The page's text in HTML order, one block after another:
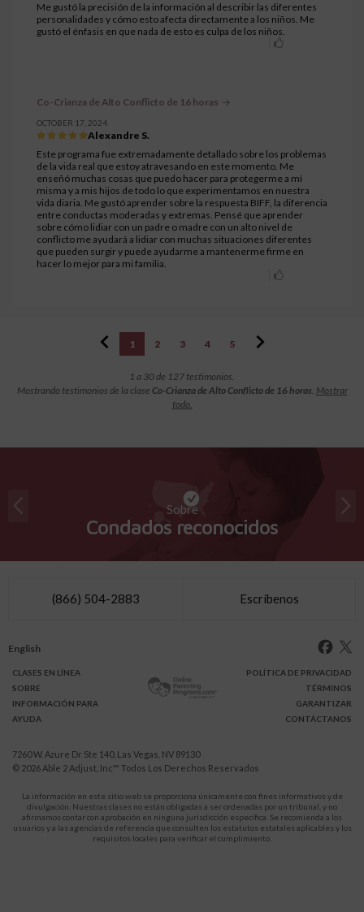
Me gustó la precisión de la información al describir las diferentes
personalidades y cómo esto afecta directamente a los niños. Me
gustó el énfasis en que nada de esto es culpa de los niños.
Co-Crianza de Alto Conflicto de 16 horas
OCTOBER 17, 2024
Alexandre S.
Este programa fue extremadamente detallado sobre los problemas
de la vida real que estoy atravesando en este momento. Me
enseñó muchas cosas que puedo hacer para protegerme a mí
misma y a mis hijos de todo lo que experimentamos en nuestra
vida diaria. Me gustó aprender sobre la respuesta BIFF, la diferencia
entre conductas moderadas y extremas. Pensé que aprender
sobre cómo lidiar con un padre o madre con un alto nivel de
conflicto me ayudará a lidiar con muchas situaciones diferentes
que pueden surgir y puede ayudarme a mantenerme firme en
hacer lo mejor para mi familia.
1 2 3 4 5
1 a 30 de 127 testimonios.
Mostrando testimonios de la clase Co-Crianza de Alto Conflicto de 16 horas. Mostrar
todo.
Sobre
Condados reconocidos
(866) 504-2883 Escríbenos
English
CLASES EN LÍNEA
SOBRE
INFORMACIÓN PARA
AYUDA
POLÍTICA DE PRIVACIDAD
TÉRMINOS
GARANTIZAR
CONTÁCTANOS
7260 W. Azure Dr Ste 140, Las Vegas, NV 89130
© 2026 Able 2 Adjust, Inc™ Todos Los Derechos Reservados
La información en este sitio web se proporciona únicamente con fines informativos y de
divulgación. Nuestras clases no están obligadas a ser ordenadas por un tribunal, y no
afirmamos contar con aprobación en ninguna jurisdicción específica. Se recomienda a los
usuarios y a las agencias de referencia que consulten los estatutos estatales aplicables y los
requisitos locales para verificar el cumplimiento.